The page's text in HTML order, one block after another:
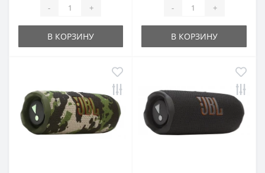
- +
В КОРЗИНУ
- +
В КОРЗИНУ